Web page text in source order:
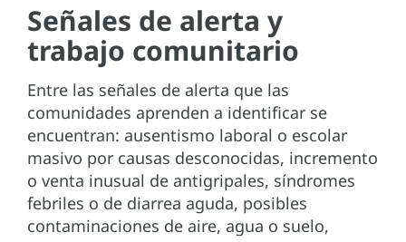
Señales de alerta y
trabajo comunitario
Entre las señales de alerta que las
comunidades aprenden a identificar se
encuentran: ausentismo laboral o escolar
masivo por causas desconocidas, incremento
o venta inusual de antigripales, síndromes
febriles o de diarrea aguda, posibles
contaminaciones de aire, agua o suelo,